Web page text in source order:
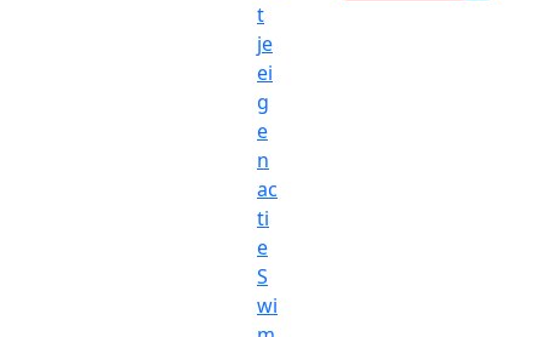
t
je
ei
g
e
n
ac
ti
e
S
wi